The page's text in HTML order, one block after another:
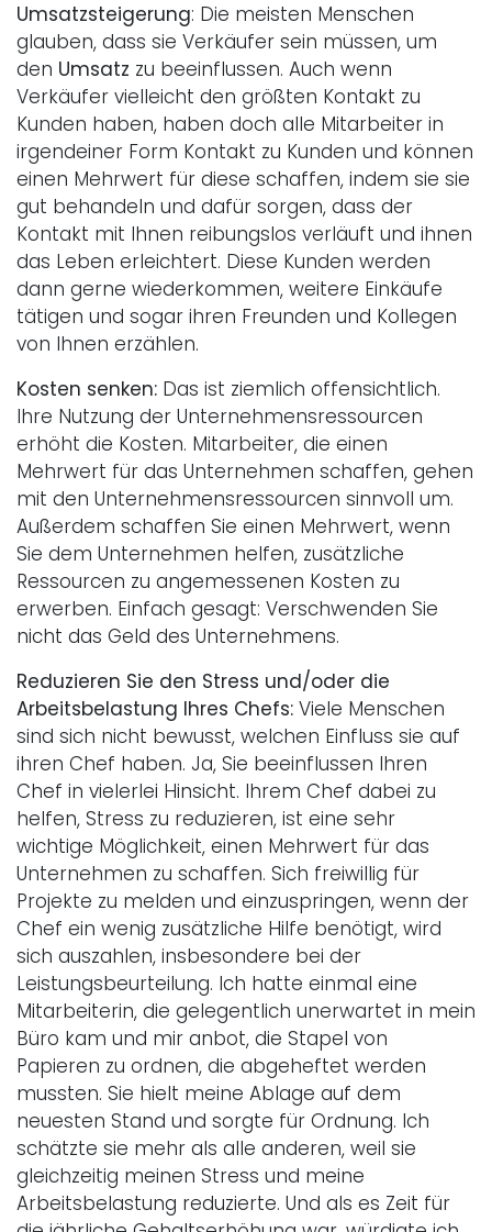
Umsatzsteigerung: Die meisten Menschen
glauben, dass sie Verkäufer sein müssen, um
den Umsatz zu beeinflussen. Auch wenn
Verkäufer vielleicht den größten Kontakt zu
Kunden haben, haben doch alle Mitarbeiter in
irgendeiner Form Kontakt zu Kunden und können
einen Mehrwert für diese schaffen, indem sie sie
gut behandeln und dafür sorgen, dass der
Kontakt mit Ihnen reibungslos verläuft und ihnen
das Leben erleichtert. Diese Kunden werden
dann gerne wiederkommen, weitere Einkäufe
tätigen und sogar ihren Freunden und Kollegen
von Ihnen erzählen.
Kosten senken: Das ist ziemlich offensichtlich.
Ihre Nutzung der Unternehmensressourcen
erhöht die Kosten. Mitarbeiter, die einen
Mehrwert für das Unternehmen schaffen, gehen
mit den Unternehmensressourcen sinnvoll um.
Außerdem schaffen Sie einen Mehrwert, wenn
Sie dem Unternehmen helfen, zusätzliche
Ressourcen zu angemessenen Kosten zu
erwerben. Einfach gesagt: Verschwenden Sie
nicht das Geld des Unternehmens.
Reduzieren Sie den Stress und/oder die
Arbeitsbelastung Ihres Chefs: Viele Menschen
sind sich nicht bewusst, welchen Einfluss sie auf
ihren Chef haben. Ja, Sie beeinflussen Ihren
Chef in vielerlei Hinsicht. Ihrem Chef dabei zu
helfen, Stress zu reduzieren, ist eine sehr
wichtige Möglichkeit, einen Mehrwert für das
Unternehmen zu schaffen. Sich freiwillig für
Projekte zu melden und einzuspringen, wenn der
Chef ein wenig zusätzliche Hilfe benötigt, wird
sich auszahlen, insbesondere bei der
Leistungsbeurteilung. Ich hatte einmal eine
Mitarbeiterin, die gelegentlich unerwartet in mein
Büro kam und mir anbot, die Stapel von
Papieren zu ordnen, die abgeheftet werden
mussten. Sie hielt meine Ablage auf dem
neuesten Stand und sorgte für Ordnung. Ich
schätzte sie mehr als alle anderen, weil sie
gleichzeitig meinen Stress und meine
Arbeitsbelastung reduzierte. Und als es Zeit für